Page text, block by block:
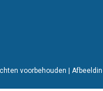
voorbehouden |